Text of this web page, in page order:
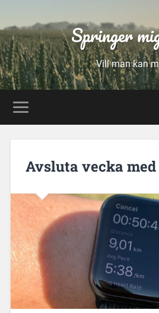
Springer
Vill man kan
Avsluta vecka